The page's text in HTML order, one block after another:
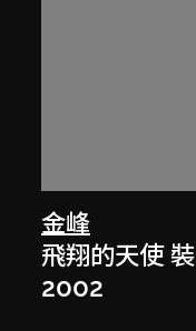
金峰
飛翔的天使
2002